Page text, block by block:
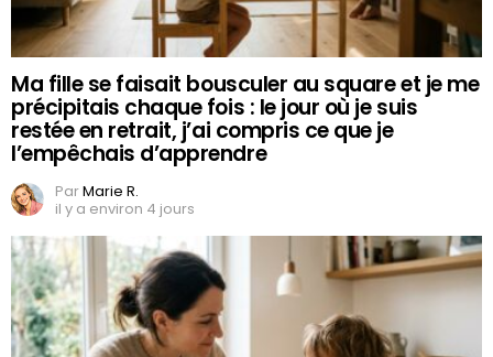
Ma fille se faisait bousculer au square et je me
précipitais chaque fois : le jour où je suis
restée en retrait, j’ai compris ce que je
l’empêchais d’apprendre
ParMarie R.
il y a environ 4 jours